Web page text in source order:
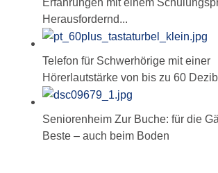
Herausfordernd...
Telefon für Schwerhörige mit einer
Hörerlautstärke von bis zu 60
Seniorenheim Zur Buche: für die
Beste – auch beim Boden